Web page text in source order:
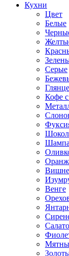
Кухни
Цвет
Белые
Серые
Кофе
Венге